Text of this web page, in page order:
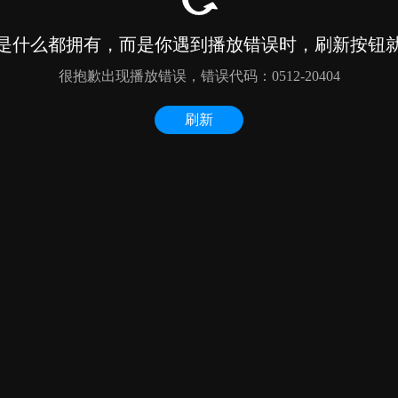
什么都拥有，而是你遇到播放错误时，刷新按钮
很抱歉出现播放错误，错误代码：0512-20404
刷新